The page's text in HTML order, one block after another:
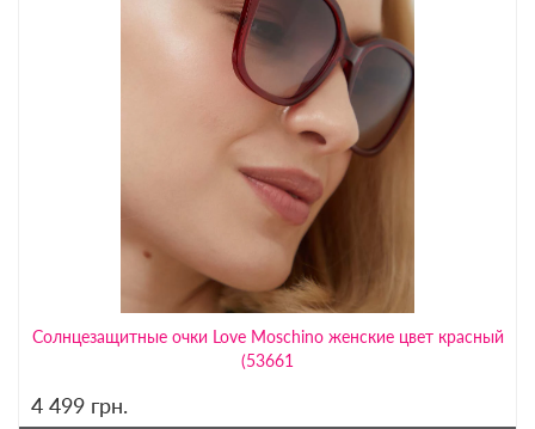
Солнцезащитные очки Love Moschino женские цвет красный
(53661
4 499 грн.